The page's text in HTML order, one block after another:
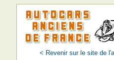
< Revenir sur le site de